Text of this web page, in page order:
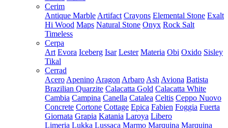
Cerim
Antique Marble Artifact Crayons Elemental Stone Exalt
Hi Wood Maps Natural Stone Onyx Rock Salt
Timeless
Cerpa
Art Evora Iceberg Isar Lester Materia Obi Oxido Sisley
Tikal
Cerrad
Acero Apenino Aragon Arbaro Ash Aviona Batista
Brazilian Quarzite Calacatta Gold Calacatta White
Cambia Campina Canella Catalea Celtis Ceppo Nuovo
Concrete Cortone Cottage Epica Fabien Foggia Fuerta
Giornata Grapia Katania Laroya Libero
Limeria Lukka Lussaca Marmo Marquina Marquina